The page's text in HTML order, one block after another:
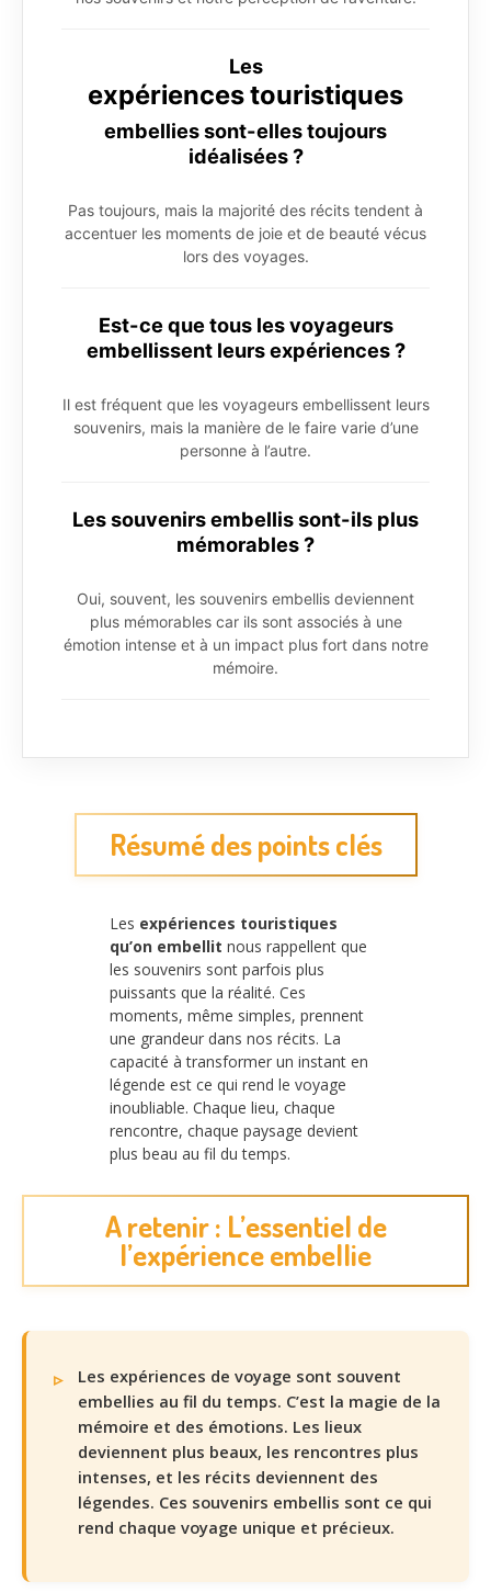
Les
expériences touristiques
embellies sont-elles toujours
idéalisées ?
Pas toujours, mais la majorité des récits tendent à
accentuer les moments de joie et de beauté vécus
lors des voyages.
Est-ce que tous les voyageurs
embellissent leurs expériences ?
Il est fréquent que les voyageurs embellissent leurs
souvenirs, mais la manière de le faire varie d’une
personne à l’autre.
Les souvenirs embellis sont-ils plus
mémorables ?
Oui, souvent, les souvenirs embellis deviennent
plus mémorables car ils sont associés à une
émotion intense et à un impact plus fort dans notre
mémoire.
Résumé des points clés
Les expériences touristiques
qu’on embellit nous rappellent que
les souvenirs sont parfois plus
puissants que la réalité. Ces
moments, même simples, prennent
une grandeur dans nos récits. La
capacité à transformer un instant en
légende est ce qui rend le voyage
inoubliable. Chaque lieu, chaque
rencontre, chaque paysage devient
plus beau au fil du temps.
A retenir : L’essentiel de
l’expérience embellie
Les expériences de voyage sont souvent
embellies au fil du temps. C’est la magie de la
mémoire et des émotions. Les lieux
deviennent plus beaux, les rencontres plus
intenses, et les récits deviennent des
légendes. Ces souvenirs embellis sont ce qui
rend chaque voyage unique et précieux.